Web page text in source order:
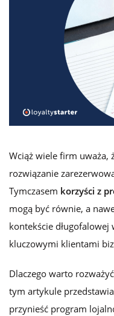
Wciąż wiele firm uważa,
rozwiązanie
Tymczasem korzyści z
mogą być równie, a
kontekście długofalowej
kluczowymi klientami
Dlaczego warto
tym artykule
przynieść program